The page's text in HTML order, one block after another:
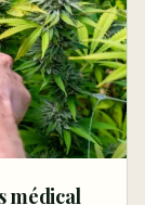
médical